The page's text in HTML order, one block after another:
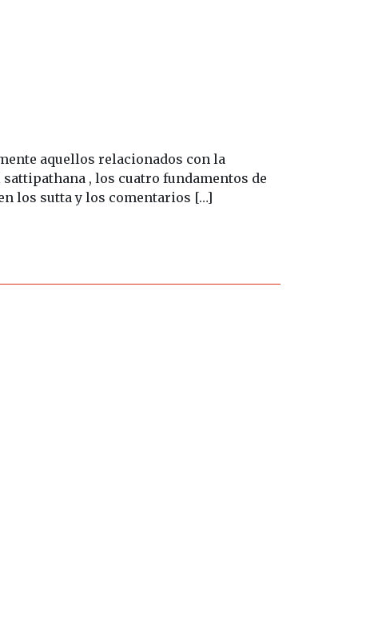
aquellos relacionados con la
, los cuatro fundamentos de
los sutta y los comentarios […]